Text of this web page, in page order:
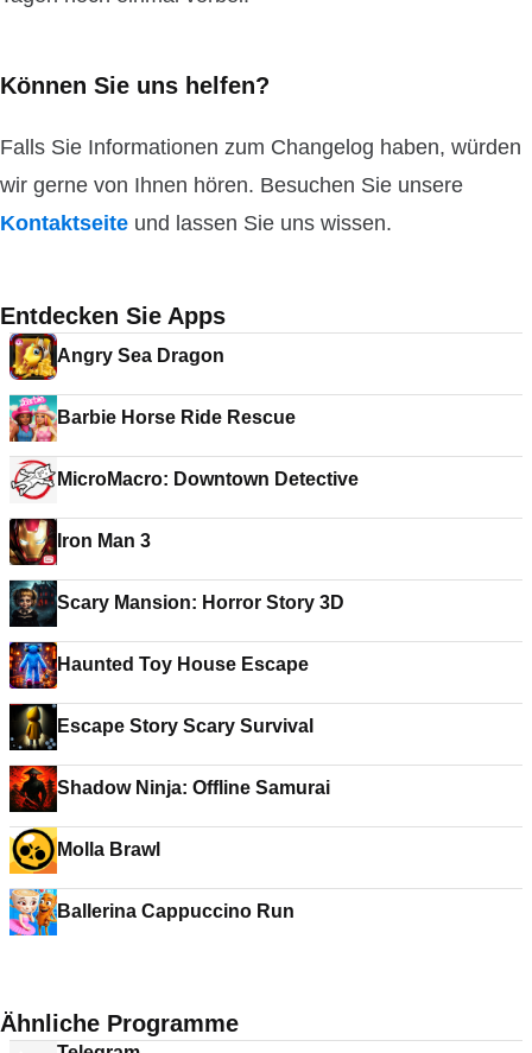
Können Sie uns helfen?
Falls Sie Informationen zum Changelog haben, würden
wir gerne von Ihnen hören. Besuchen Sie unsere
Kontaktseite und lassen Sie uns wissen.
Entdecken Sie Apps
Angry Sea Dragon
Barbie Horse Ride Rescue
MicroMacro: Downtown Detective
Iron Man 3
Scary Mansion: Horror Story 3D
Haunted Toy House Escape
Escape Story Scary Survival
Shadow Ninja: Offline Samurai
Molla Brawl
Ballerina Cappuccino Run
Ähnliche Programme